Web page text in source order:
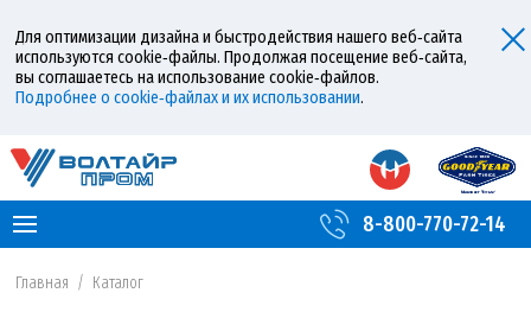
Для оптимизации дизайна и быстродействия нашего веб‑сайта
используются cookie‑файлы. Продолжая посещение веб‑сайта,
вы соглашаетесь на использование cookie‑файлов.
Подробнее о cookie‑файлах и их использовании.
8-800-770-72-14
Главная / Каталог